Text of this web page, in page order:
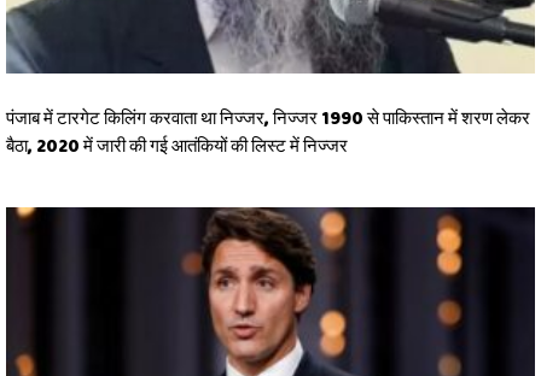
पंजाब में टारगेट किलिंग करवाता था निज्जर, निज्जर 1990 से पाकिस्तान में शरण लेकर
बैठा, 2020 में जारी की गई आतंकियों की लिस्ट में निज्जर